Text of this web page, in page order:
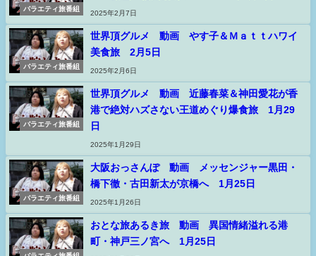
バラエティ旅番組
2025年2月7日
バラエティ旅番組
世界頂グルメ 動画 やす子＆Ｍａｔｔハワイ
美食旅 2月5日
2025年2月6日
バラエティ旅番組
世界頂グルメ 動画 近藤春菜＆神田愛花が香
港で絶対ハズさない王道めぐり爆食旅 1月29
日
2025年1月29日
バラエティ旅番組
大阪おっさんぽ 動画 メッセンジャー黒田・
橋下徹・古田新太が京橋へ 1月25日
2025年1月26日
おとな旅あるき旅 動画 異国情緒溢れる港
町・神戸三ノ宮へ 1月25日